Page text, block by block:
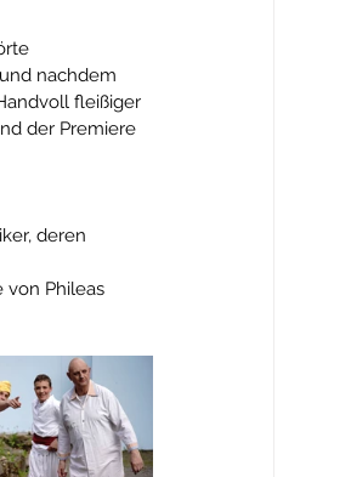
nachdem
fleißiger
der Premiere
deren
von Phileas